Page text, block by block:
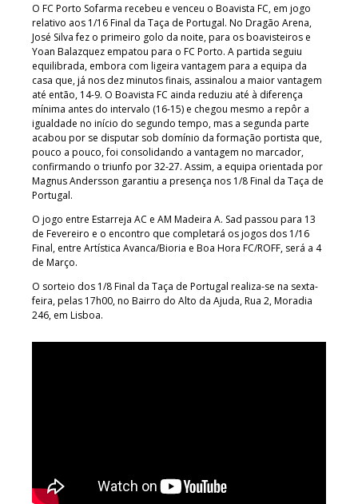
O FC Porto Sofarma recebeu e venceu o Boavista FC, em jogo
relativo aos 1/16 Final da Taça de Portugal. No Dragão Arena,
José Silva fez o primeiro golo da noite, para os boavisteiros e
Yoan Balazquez empatou para o FC Porto. A partida seguiu
equilibrada, embora com ligeira vantagem para a equipa da
casa que, já nos dez minutos finais, assinalou a maior vantagem
até então, 14-9. O Boavista FC ainda reduziu até à diferença
mínima antes do intervalo (16-15) e chegou mesmo a repôr a
igualdade no início do segundo tempo, mas a segunda parte
acabou por se disputar sob domínio da formação portista que,
pouco a pouco, foi consolidando a vantagem no marcador,
confirmando o triunfo por 32-27. Assim, a equipa orientada por
Magnus Andersson garantiu a presença nos 1/8 Final da Taça de
Portugal.
O jogo entre Estarreja AC e AM Madeira A. Sad passou para 13
de Fevereiro e o encontro que completará os jogos dos 1/16
Final, entre Artística Avanca/Bioria e Boa Hora FC/ROFF, será a 4
de Março.
O sorteio dos 1/8 Final da Taça de Portugal realiza-se na sexta-
feira, pelas 17h00, no Bairro do Alto da Ajuda, Rua 2, Moradia
246, em Lisboa.